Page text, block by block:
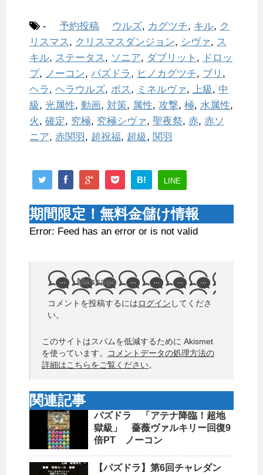
- 予約投稿 ウルズ, カグツチ, キル, ク
リスマス, クリスマスダンジョン, シヴァ, ス
キル, ステータス, ソニア, ダブリット ,
ドロッ
プ, ノーコン, パズドラ , ヒノカグツチ, ブリ ,
ヘラ , ヘラウルズ, ボス, ミネルヴァ, 上級, 中
級, 光属性, 動画, 対策, 属性, 攻撃, 極, 水属性,
火, 確定, 究極, 究極シヴァ, 聖夜祭, 赤, 赤ソ
ニア, 赤関羽 , 超祝福, 超級, 関羽
B! LINE
期間限定！無料金儲け情報
Error: Feed has an error or is not valid
Message
コメントを投稿するにはログイン してくださ
い。
このサイトはスパムを低減するために Akismet
を使っています。
コメントデータの処理方法の
詳細はこちらをご覧ください。
関連記事
パズドラ 「アテナ降臨！超地
獄級」 薔薇ヴァルキリー回復9
倍PT ノーコン
【パズドラ】第6回チャレダン